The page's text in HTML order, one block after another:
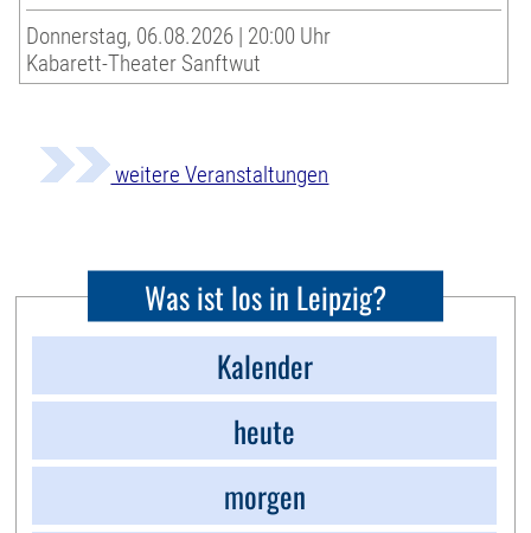
Donnerstag, 06.08.2026 | 20:00 Uhr
Kabarett-Theater Sanftwut
weitere Veranstaltungen
Was ist los in Leipzig?
Kalender
heute
morgen